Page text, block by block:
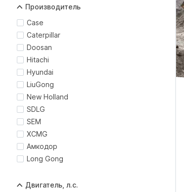
Производитель
Case
Caterpillar
Doosan
Hitachi
Hyundai
LiuGong
New Holland
SDLG
SEM
XCMG
Амкодор
Long Gong
Двигатель, л.с.